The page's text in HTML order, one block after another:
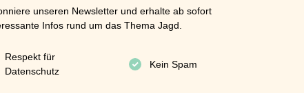
unseren Newsletter und erhalte ab sofort
Infos rund um das Thema Jagd.
Respekt für
Datenschutz
Kein Spam